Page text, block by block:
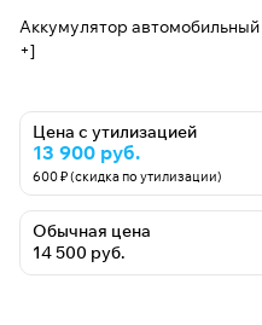
Аккумулятор
+]
Цена с утилизацией
13 900 руб.
600 ₽ (скидка по утилизации)
Обычная цена
14 500 руб.